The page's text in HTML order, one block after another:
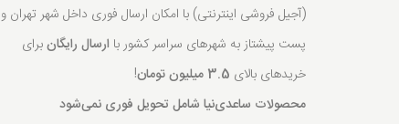
(آجیل فروشی اینترنتی) با امکان ارسال فوری داخل شهر تهران و
پست پیشتاز به شهرهای سراسر کشور با ارسال رایگانبرای
خریدهای بالای 3.5 میلیون تومان
!
محصولات ساعدی‌نیا شامل تحویل فوری نمی‌شود